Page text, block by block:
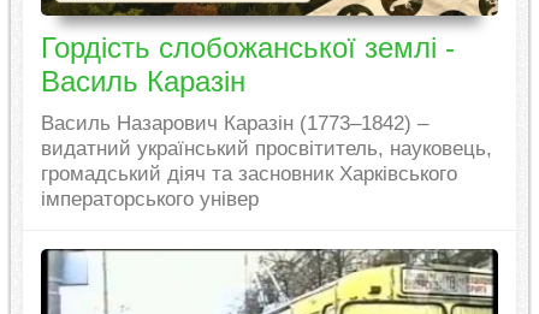
Гордість слобожанської землі -
Василь Каразін
Василь Назарович Каразін (1773–1842) –
видатний український просвітитель, науковець,
громадський діяч та засновник Харківського
імператорського універ